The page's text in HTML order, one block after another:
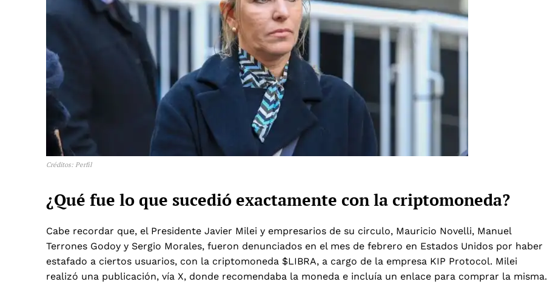
Créditos: Perfil
¿Qué fue lo que sucedió exactamente con la criptomoneda?
Cabe recordar que, el Presidente Javier Milei y empresarios de su circulo, Mauricio Novelli, Manuel
Terrones Godoy y Sergio Morales, fueron denunciados en el mes de febrero en Estados Unidos por haber
estafado a ciertos usuarios, con la criptomoneda $LIBRA, a cargo de la empresa KIP Protocol. Milei
realizó una publicación, vía X, donde recomendaba la moneda e incluía un enlace para comprar la misma.